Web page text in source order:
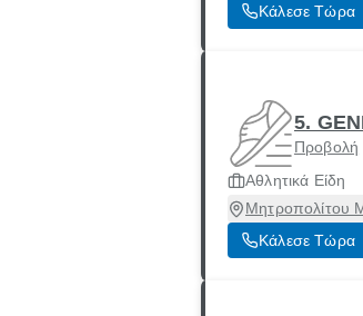
Κάλεσε Τώρα
5.
Προβολή
Αθλητικά Είδη
Μητροπολίτου
Κάλεσε Τώρα